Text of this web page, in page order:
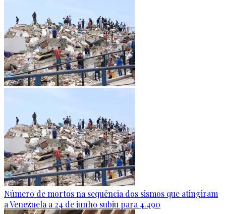
Número de mortos na sequência dos sismos que atingiram
a Venezuela a 24 de junho subiu para 4.490